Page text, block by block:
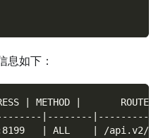
息如下：
| METHOD |
|--------
| ALL    | /api.v2/